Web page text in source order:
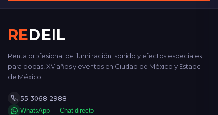
REDEIL
Renta profesional de iluminación, sonido y efectos especiales
para bodas, XV años y eventos en Ciudad de México y Estado
de México.
55 3068 2988
WhatsApp — Chat directo